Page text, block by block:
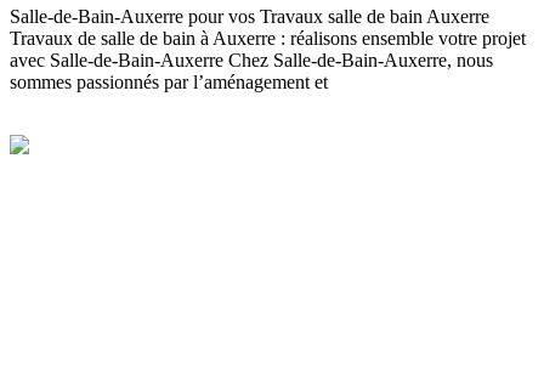
Salle-de-Bain-Auxerre pour vos Travaux salle de bain Auxerre
Travaux de salle de bain à Auxerre : réalisons ensemble votre projet
avec Salle-de-Bain-Auxerre Chez Salle-de-Bain-Auxerre, nous
sommes passionnés par l’aménagement et